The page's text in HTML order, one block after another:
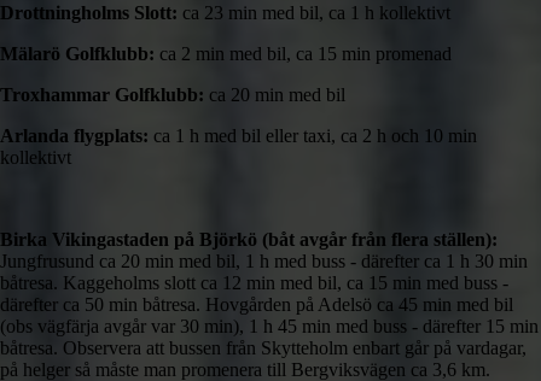
Drottningholms Slott: ca 23 min med bil, ca 1 h kollektivt
Mälarö Golfklubb: ca 2 min med bil, ca 15 min promenad
Troxhammar Golfklubb: ca 20 min med bil
Arlanda flygplats: ca 1 h med bil eller taxi, ca 2 h och 10 min
kollektivt
Birka Vikingastaden på Björkö (båt avgår från flera ställen):
Jungfrusund ca 20 min med bil, 1 h med buss - därefter ca 1 h 30 min
båtresa. Kaggeholms slott ca 12 min med bil, ca 15 min med buss -
därefter ca 50 min båtresa. Hovgården på Adelsö ca 45 min med bil
(obs vägfärja avgår var 30 min), 1 h 45 min med buss - därefter 15 min
båtresa. Observera att bussen från Skytteholm enbart går på vardagar,
på helger så måste man promenera till Bergviksvägen ca 3,6 km.